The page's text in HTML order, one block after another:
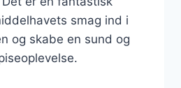
smag ind i
og skabe en sund og